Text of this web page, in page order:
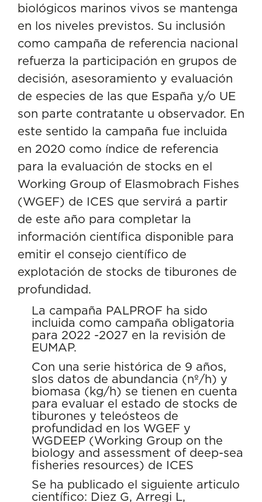
biológicos marinos vivos se mantenga
en los niveles previstos. Su inclusión
como campaña de referencia nacional
refuerza la participación en grupos de
decisión, asesoramiento y evaluación
de especies de las que España y/o UE
son parte contratante u observador. En
este sentido la campaña fue incluida
en 2020 como índice de referencia
para la evaluación de stocks en el
Working Group of Elasmobrach Fishes
(WGEF) de ICES que servirá a partir
de este año para completar la
información científica disponible para
emitir el consejo científico de
explotación de stocks de tiburones de
profundidad.
La campaña PALPROF ha sido
incluida como campaña obligatoria
para 2022 -2027 en la revisión de
EUMAP.
Con una serie histórica de 9 años,
slos datos de abundancia (nº/h) y
biomasa (kg/h) se tienen en cuenta
para evaluar el estado de stocks de
tiburones y teleósteos de
profundidad en los WGEF y
WGDEEP (Working Group on the
biology and assessment of deep-sea
fisheries resources) de ICES
Se ha publicado el siguiente articulo
científico: Diez G, Arregi L,